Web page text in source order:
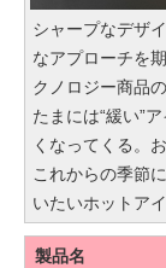
シャープなデザ
なアプローチを
クノロジー商品
たまには“緩い”
くなってくる。
これからの季節
いたいホットア
製品名